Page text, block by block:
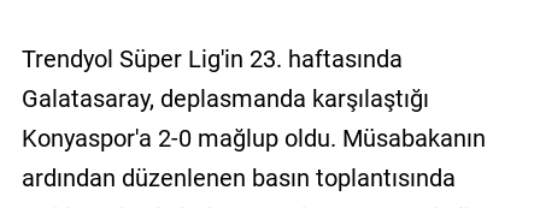
Trendyol Süper Lig'in 23. haftasında
Galatasaray, deplasmanda karşılaştığı
Konyaspor'a 2-0 mağlup oldu. Müsabakanın
ardından düzenlenen basın toplantısında